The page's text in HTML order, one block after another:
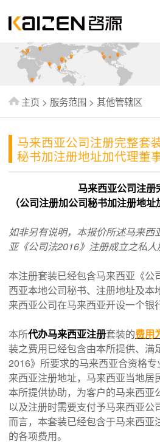
简体中文
关于启源
服务范围
新闻中心
知识库
出版刊物
常见问题
联系我们
主页 > 服务范围 > 其他管辖区
马来西亚公司注册完整套
秘书加注册地址加代理董
马来西亚公司注册
（公司注册加公司秘书加注册地址
如非另有说明，本报价所述马来西
亚《公司法2016》注册成立之私人
本注册套装已经包含马来西亚《公
西亚本地公司秘书、注册地址及本
来西亚公司在马来西亚开设一个银
本所代办马来西亚注册套装的费用
装之费用已经包含由本所提供、满
2016》所要求的马来西亚合资格
来西亚注册地址，马来西亚当地居
本所提供协助，为客户的马来西亚
以及注册时需要支付予马来西亚公
而言，本套装已经包含于马来西亚
的各项费用。